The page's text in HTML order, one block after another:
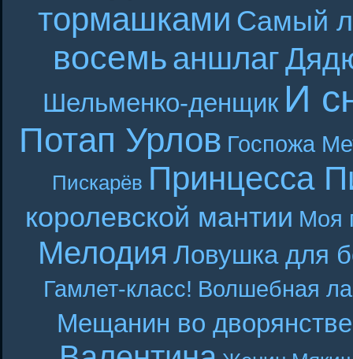
тормашками Самый
восемьаншлаг
Шельменко-денщик И
Потап Урлов Госпожа
Пискарёв Принцесса
королевской мантии Моя
Мелодия Ловушка для
Гамлет-класс! Волшебная
Мещанин во дворянстве